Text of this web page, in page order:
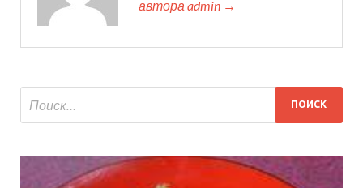
автора admin →